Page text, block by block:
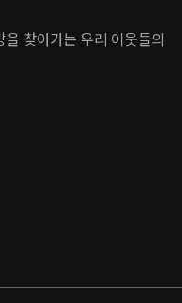
찾아가는 우리 이웃들의